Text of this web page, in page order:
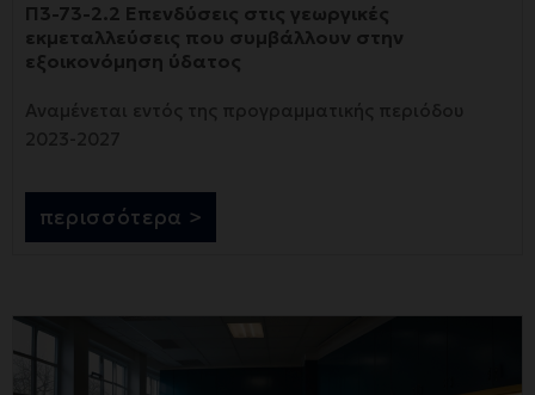
Π3-73-2.2 Επενδύσεις στις γεωργικές
εκμεταλλεύσεις που συμβάλλουν στην
εξοικονόμηση ύδατος
περισσότερα >